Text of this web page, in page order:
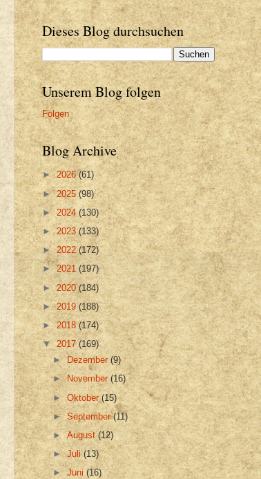
Dieses Blog durchsuchen
Unserem Blog folgen
Folgen
Blog Archive
►2026(61)
►2025(98)
►2024(130)
►2023(133)
►2022 (172)
►2021 (197)
►2020(184)
►2019(188)
►2018(174)
▼2017(169)
►Dezember(9)
►November(16)
►Oktober(15)
►September(11)
►August(12)
►Juli(13)
►Juni(16)